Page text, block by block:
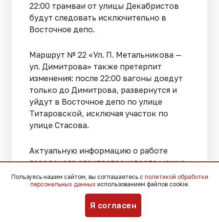
22:00 трамваи от улицы Декабристов
будут следовать исключительно в
Восточное депо.
Маршрут № 22 «Ул. П. Метальникова —
ул. Димитрова» также претерпит
изменения: после 22:00 вагоны доедут
только до Димитрова, развернутся и
уйдут в Восточное депо по улице
Титаровской, исключая участок по
улице Стасова.
Актуальную информацию о работе
городского электротранспорта можно
получить по телефону диспетчерской
службы КТТУ: 8 (861) 262-51-15,
сообщает пресс-служба мэрии
Пользуясь нашим сайтом, вы соглашаетесь с политикой обработки
персональных данных использованием файлов cookie.
Я согласен